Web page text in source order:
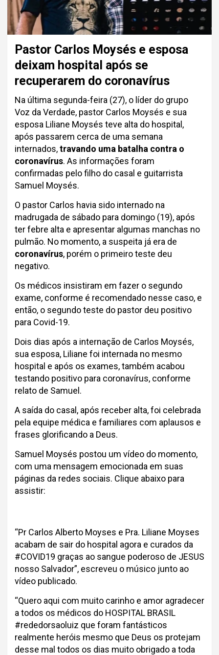
Pastor Carlos Moysés e esposa
deixam hospital após se
recuperarem do coronavírus
Na última segunda-feira (27), o líder do grupo
Voz da Verdade, pastor Carlos Moysés e sua
esposa Liliane Moysés teve alta do hospital,
após passarem cerca de uma semana
internados,travando uma batalha contra o
coronavírus. As informações foram
confirmadas pelo filho do casal e guitarrista
Samuel Moysés.
O pastor Carlos havia sido internado na
madrugada de sábado para domingo (19), após
ter febre alta e apresentar algumas manchas no
pulmão. No momento, a suspeita já era de
coronavírus, porém o primeiro teste deu
negativo.
Os médicos insistiram em fazer o segundo
exame, conforme é recomendado nesse caso, e
então, o segundo teste do pastor deu positivo
para Covid-19.
Dois dias após a internação de Carlos Moysés,
sua esposa, Liliane foi internada no mesmo
hospital e após os exames, também acabou
testando positivo para coronavírus, conforme
relato de Samuel.
A saída do casal, após receber alta, foi celebrada
pela equipe médica e familiares com aplausos e
frases glorificando a Deus.
Samuel Moysés postou um vídeo do momento,
com uma mensagem emocionada em suas
páginas da redes sociais. Clique abaixo para
assistir:
“Pr Carlos Alberto Moyses e Pra. Liliane Moyses
acabam de sair do hospital agora e curados da
#COVID19 graças ao sangue poderoso de JESUS
nosso Salvador”, escreveu o músico junto ao
vídeo publicado.
“Quero aqui com muito carinho e amor agradecer
a todos os médicos do HOSPITAL BRASIL
#rededorsaoluiz que foram fantásticos
realmente heróis mesmo que Deus os protejam
desse mal todos os dias muito obrigado a toda